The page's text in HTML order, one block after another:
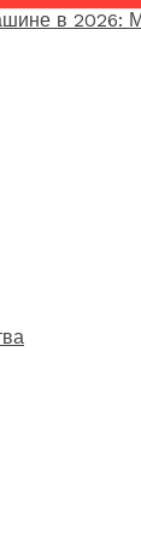
в 2026: